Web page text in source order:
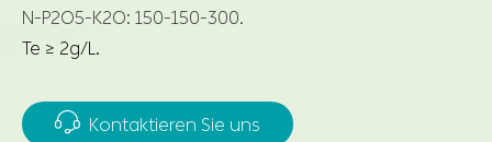
N-P2O5-K2O: 150-150-300.
Te ≥ 2g/L.
 Kontaktieren Sie uns